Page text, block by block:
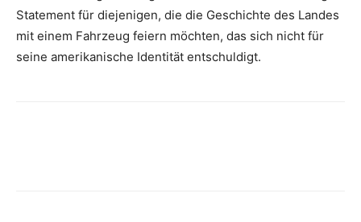
Statement für diejenigen, die die Geschichte des Landes
mit einem Fahrzeug feiern möchten, das sich nicht für
seine amerikanische Identität entschuldigt.